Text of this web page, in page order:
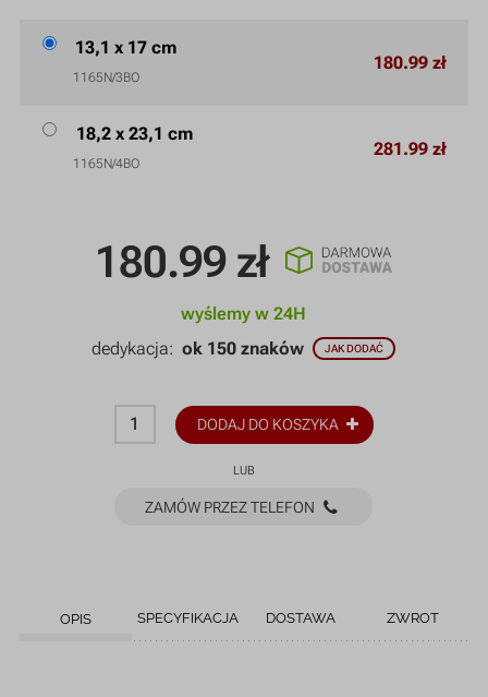
180.99 zł
wyślemy w 24H
dedykacja:ok 150 znaków JAK DODAĆ
DODAJ DO KOSZYKA
LUB
ZAMÓW PRZEZ TELEFON
13,1 x 17 cm
1165N/3BO
180.99 zł
18,2 x 23,1 cm
1165N/4BO
281.99 zł
OPIS SPECYFIKACJA DOSTAWA ZWROT